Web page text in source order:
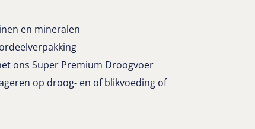
en mineralen
ons Super Premium Droogvoer
op droog- en of blikvoeding of